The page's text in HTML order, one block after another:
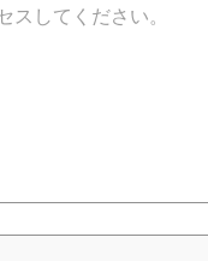
してください。